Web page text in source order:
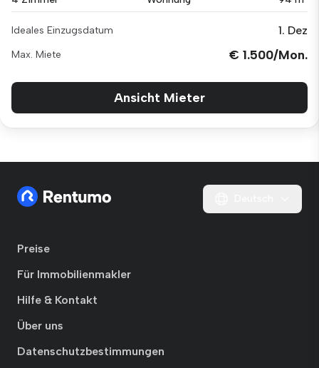
Ideales Einzugsdatum 1. Dez
Max. Miete € 1.500/Mon.
Ansicht Mieter
Preise
Für Immobilienmakler
Hilfe & Kontakt
Über uns
Datenschutzbestimmungen